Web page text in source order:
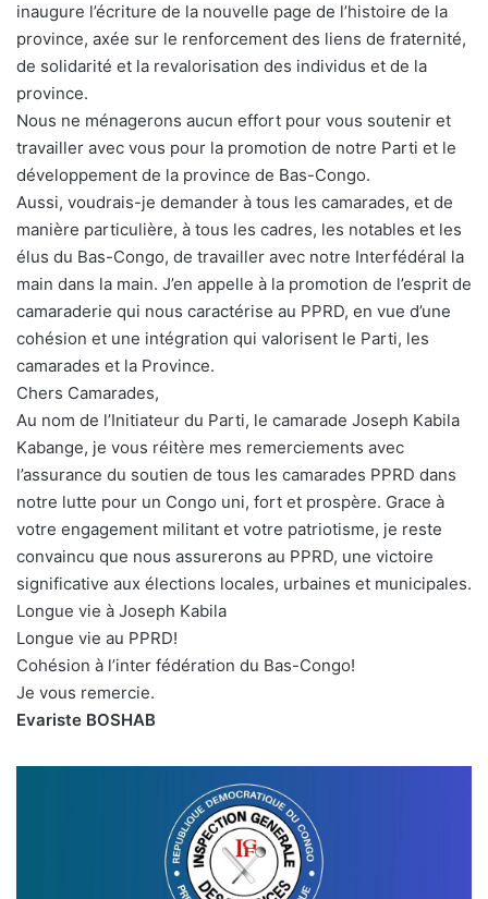
inaugure l’écriture de la nouvelle page de l’histoire de la
province, axée sur le renforcement des liens de fraternité,
de solidarité et la revalorisation des individus et de la
province.
Nous ne ménagerons aucun effort pour vous soutenir et
travailler avec vous pour la promotion de notre Parti et le
développement de la province de Bas-Congo.
Aussi, voudrais-je demander à tous les camarades, et de
manière particulière, à tous les cadres, les notables et les
élus du Bas-Congo, de travailler avec notre Interfédéral la
main dans la main. J’en appelle à la promotion de l’esprit de
camaraderie qui nous caractérise au PPRD, en vue d’une
cohésion et une intégration qui valorisent le Parti, les
camarades et la Province.
Chers Camarades,
Au nom de l’Initiateur du Parti, le camarade Joseph Kabila
Kabange, je vous réitère mes remerciements avec
l’assurance du soutien de tous les camarades PPRD dans
notre lutte pour un Congo uni, fort et prospère. Grace à
votre engagement militant et votre patriotisme, je reste
convaincu que nous assurerons au PPRD, une victoire
significative aux élections locales, urbaines et municipales.
Longue vie à Joseph Kabila
Longue vie au PPRD!
Cohésion à l’inter fédération du Bas-Congo!
Je vous remercie.
Evariste BOSHAB